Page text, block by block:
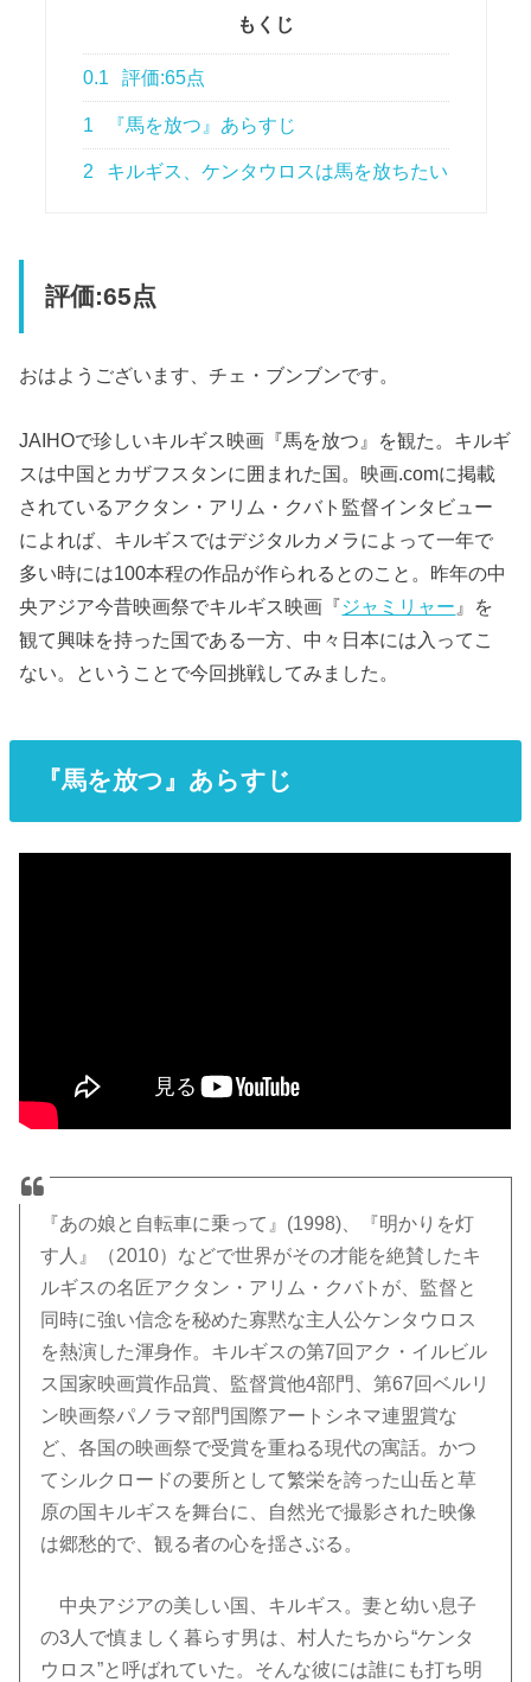
もくじ
0.1 評価:65点
1 『馬を放つ』あらすじ
2 キルギス、ケンタウロスは馬を放ちたい
評価:65点
おはようございます、チェ・ブンブンです。
JAIHOで珍しいキルギス映画『馬を放つ』を観た。キルギ
スは中国とカザフスタンに囲まれた国。映画.comに掲載
されているアクタン・アリム・クバト監督インタビュー
によれば、キルギスではデジタルカメラによって一年で
多い時には100本程の作品が作られるとのこと。昨年の中
央アジア今昔映画祭でキルギス映画『ジャミリャー 』を
観て興味を持った国である一方、中々日本には入ってこ
ない。ということで今回挑戦してみました。
『馬を放つ』あらすじ
『あの娘と自転車に乗って』(1998)、『明かりを灯
す人』（2010）などで世界がその才能を絶賛したキ
ルギスの名匠アクタン・アリム・クバトが、監督と
同時に強い信念を秘めた寡黙な主人公ケンタウロス
を熱演した渾身作。キルギスの第7回アク・イルビル
ス国家映画賞作品賞、監督賞他4部門、第67回ベルリ
ン映画祭パノラマ部門国際アートシネマ連盟賞な
ど、各国の映画祭で受賞を重ねる現代の寓話。かつ
てシルクロードの要所として繁栄を誇った山岳と草
原の国キルギスを舞台に、自然光で撮影された映像
は郷愁的で、観る者の心を揺さぶる。
中央アジアの美しい国、キルギス。妻と幼い息子
の3人で慎ましく暮らす男は、村人たちから“ケンタ
ウロス”と呼ばれていた。そんな彼には誰にも打ち明